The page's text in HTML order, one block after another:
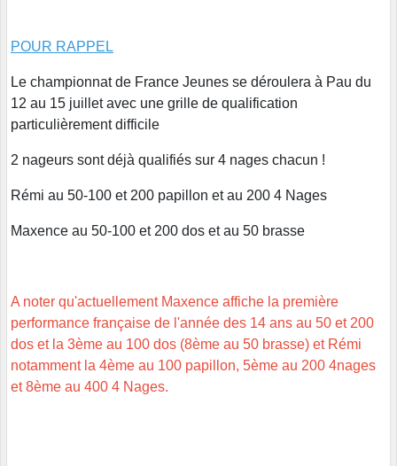
POUR RAPPEL
Le championnat de France Jeunes se déroulera à Pau du
12 au 15 juillet avec une grille de qualification
particulièrement difficile
2 nageurs sont déjà qualifiés sur 4 nages chacun !
Rémi au 50-100 et 200 papillon et au 200 4 Nages
Maxence au 50-100 et 200 dos et au 50 brasse
A noter qu'actuellement Maxence affiche la première
performance française de l'année des 14 ans au 50 et 200
dos et la 3ème au 100 dos (8ème au 50 brasse) et Rémi
notamment la 4ème au 100 papillon, 5ème au 200 4nages
et 8ème au 400 4 Nages.